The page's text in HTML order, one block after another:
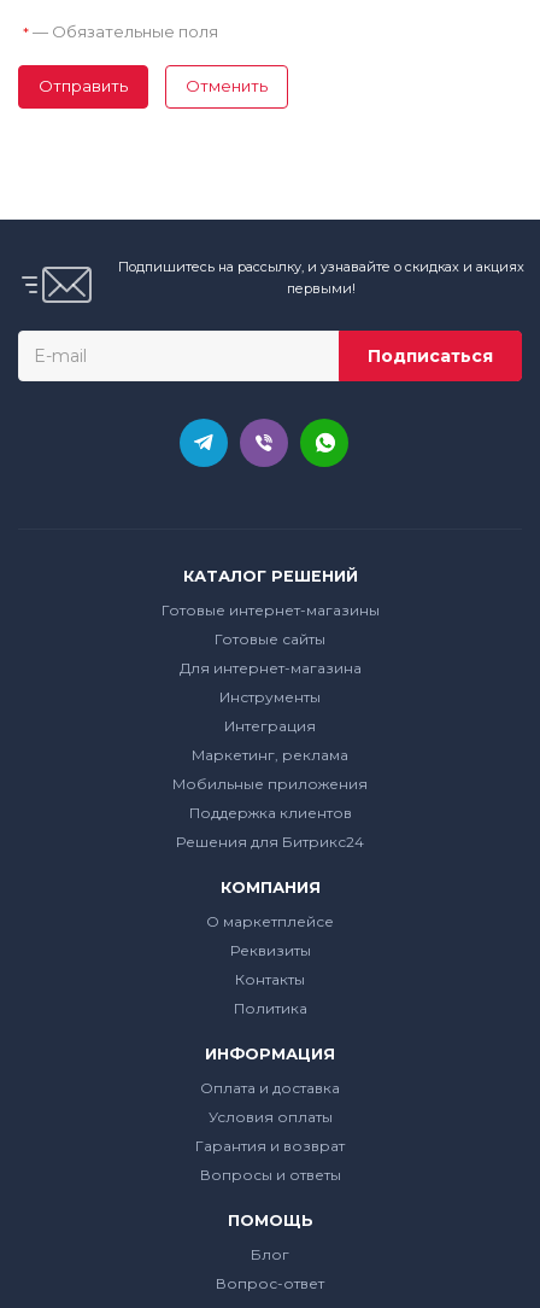
* — Обязательные поля
Отправить Отменить
Подпишитесь на рассылку, и узнавайте о скидках и акциях
первыми!
КАТАЛОГ РЕШЕНИЙ
Готовые интернет-магазины
Готовые сайты
Для интернет-магазина
Инструменты
Интеграция
Маркетинг, реклама
Мобильные приложения
Поддержка клиентов
Решения для Битрикс24
КОМПАНИЯ
О маркетплейсе
Реквизиты
Контакты
Политика
ИНФОРМАЦИЯ
Оплата и доставка
Условия оплаты
Гарантия и возврат
Вопросы и ответы
ПОМОЩЬ
Блог
Вопрос-ответ